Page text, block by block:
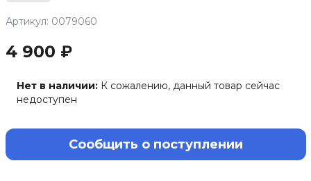
Артикул: 0079060
4 900 ₽
Нет в наличии: К сожалению, данный товар сейчас
недоступен
Сообщить о поступлении